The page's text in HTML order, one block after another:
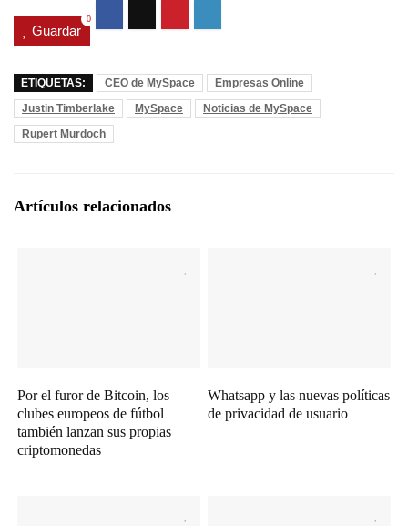
Guardar
0
ETIQUETAS: CEO de MySpace
Empresas Online
Justin Timberlake
MySpace
Noticias de MySpace
Rupert Murdoch
Artículos relacionados
Por el furor de Bitcoin, los
clubes europeos de fútbol
también lanzan sus propias
criptomonedas
Whatsapp y las nuevas políticas
de privacidad de usuario